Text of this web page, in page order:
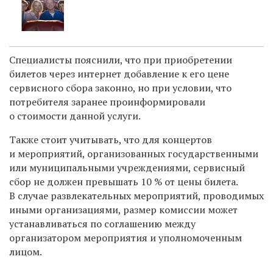
Специалисты пояснили, что при приобретении
билетов через интернет добавление к его цене
сервисного сбора законно, но при условии, что
потребителя заранее проинформировали
о стоимости данной услуги.
Также стоит учитывать, что для концертов
и мероприятий, организованных государственными
или муниципальными учреждениями, сервисный
сбор не должен превышать 10 % от цены билета.
В случае развлекательных мероприятий, проводимых
иными организациями, размер комиссии может
устанавливаться по соглашению между
организатором мероприятия и уполномоченным
лицом.